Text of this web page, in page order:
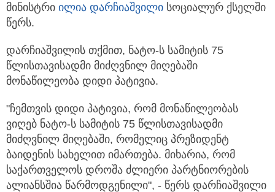
მინისტრი ილია დარჩიაშვილი სოციალურ ქსელში
წერს.
დარჩიაშვილის თქმით, ნატო-ს სამიტის 75
წლისთავისადმი მიძღვნილ მიღებაში
მონაწილეობა დიდი პატივია.
"ჩემთვის დიდი პატივია, რომ მონაწილეობას
ვიღებ ნატო-ს სამიტის 75 წლისთავისადმი
მიძღვნილ მიღებაში, რომელიც პრეზიდენტ
ბაიდენის სახელით იმართება. მიხარია, რომ
საქართველოს დროშა ძლიერი პარტნიორების
ალიანსშია წარმოდგენილი", - წერს დარჩიაშვილი